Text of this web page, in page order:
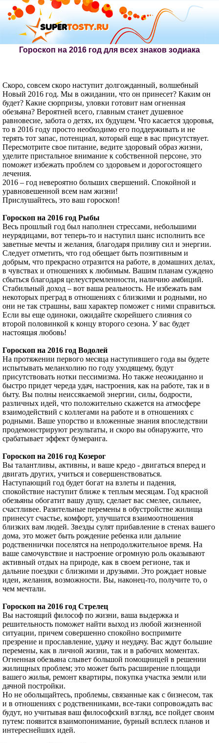
Гороскоп на 2016 год для всех знаков зодиака
Скоро, совсем скоро наступит долгожданный, волшебный
Новый 2016 год. Мы в ожидании, что он принесет? Каким он
будет? Какие сюрпризы, уловки готовит нам огненная
обезьяна? Вероятней всего, главным станет душевное
равновесие, забота о детях, их будущем. Что касается здоровья,
то в 2016 году просто необходимо его поддерживать и не
терять тот запас, потенциал, который еще в вас присутствует.
Пересмотрите свое питание, ведите здоровый образ жизни,
уделите пристальное внимание к собственной персоне, это
поможет избежать проблем со здоровьем и дорогостоящего
лечения.
2016 – год невероятно больших свершений. Спокойной и
уравновешенной всем нам жизни!
Прислушайтесь, это ваш гороскоп!
Гороскоп на 2016 год Рыбы
Весь прошлый год был наполнен стрессами, небольшими
неурядицами, вот теперь-то и наступил шанс исполнить все
заветные мечты и желания, благодаря приливу сил и энергии.
Следует отметить, что год обещает быть позитивным и
добрым, что прекрасно отразится на работе, в домашних делах,
в чувствах и отношениях к любимым. Вашим планам суждено
сбыться благодаря целеустремленности, наличию амбиций.
Стабильный доход – вот ваша реальность. Не избежать вам
некоторых преград в отношениях с близкими и родными, но
они не так страшны, ваш характер поможет с ними справиться.
Если вы еще одиноки, ожидайте скорейшего слияния со
второй половинкой к концу второго сезона. У вас будет
настоящая любовь!
Гороскоп на 2016 год Водолей
На протяжении первого месяца наступившего года вы будете
испытывать меланхолию по году уходящему, будут
присутствовать нотки пессимизма. Но также неожиданно и
быстро придет череда удач, настроения, как на работе, так и в
быту. Вы полны неиссякаемой энергии, силы, бодрости,
различных идей, что положительно скажется на атмосфере
взаимодействий с коллегами на работе и в отношениях с
родными. Ваше упорство и вложенные знания впоследствии
продемонстрируют результаты, и скоро вы обнаружите, что
срабатывает эффект бумеранга.
Гороскоп на 2016 год Козерог
Вы талантливы, активны, и ваше кредо - двигаться вперед и
двигать других, учиться и совершенствоваться.
Наступающий год будет богат на взлеты и падения,
спокойствие наступит ближе к теплым месяцам. Год красной
обезьяны обогатит вашу душу, сделает вас смелее, сильнее,
счастливее. Разительные перемены в обустройстве жилища
принесут счастье, комфорт, улучшатся взаимоотношения
близких вам людей. Звезды сулят прибавление в стенах вашего
дома, это может быть рождение ребенка или дальние
родственнички поселятся на непродолжительное время. На
ваше самочувствие и настроение огромную роль оказывают
активный отдых на природе, как в своем регионе, так и
дальние поездки с близкими и друзьями. Это рождает новые
идеи, желания, возможности. Вы, наконец-то, получите то, о
чем мечтали.
Гороскоп на 2016 год Стрелец
Вы настоящий философ по жизни, ваша выдержка и
решительность поможет найти выход из любой жизненной
ситуации, причем совершенно спокойно воспримите
презрение и прославление, удачу и неудачу. Вас ждут большие
перемены, как в личной жизни, так и в рабочих моментах.
Огненная обезьяна слывет большой помощницей в решении
жилищных проблем; это может быть расширение площади
вашего жилья, ремонт квартиры, покупка участка земли или
дачной постройки.
Но не обольщайтесь, проблемы, связанные как с бизнесом, так
и в отношениях с родственниками, все-таки сопровождать вас
будут, но учитывая ваш философский взгляд, все пойдет своим
путем: появится взаимопонимание, бурный всплеск планов и
интереснейших идей.